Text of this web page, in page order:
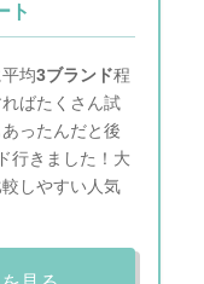
ト
均3ブランド程
ばたくさん試
ったんだと後
行きました！大
しやすい人気